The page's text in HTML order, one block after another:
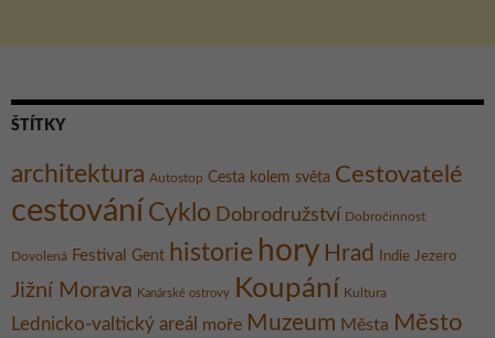
ŠTÍTKY
architektura Autostop Cesta kolem světa Cestovatelé
cestování Cyklo Dobrodružství Dobročinnost
Dovolená Festival Gent historie hory Hrad Indie Jezero
Jižní Morava Kanárské ostrovy Koupání Kultura
Lednicko-valtický areál moře Muzeum Města Město